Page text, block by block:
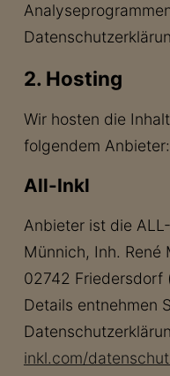
2. Hosting
Wir hosten die
folgendem Anbieter:
All-Inkl
Anbieter ist die
Münnich, Inh.
02742 Friedersdorf
Details entnehmen
inkl.com/